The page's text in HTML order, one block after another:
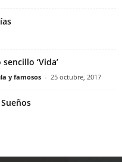
‘Vida’
y famosos - 25 octubre, 2017